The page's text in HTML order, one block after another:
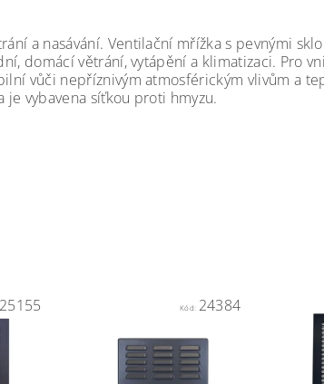
a nasávání. Ventilační mřížka s pevnými
domácí větrání, vytápění a klimatizaci. Pro
vůči nepříznivým atmosférickým vlivům a
je vybavena síťkou proti hmyzu.
25155 Kód: 24384